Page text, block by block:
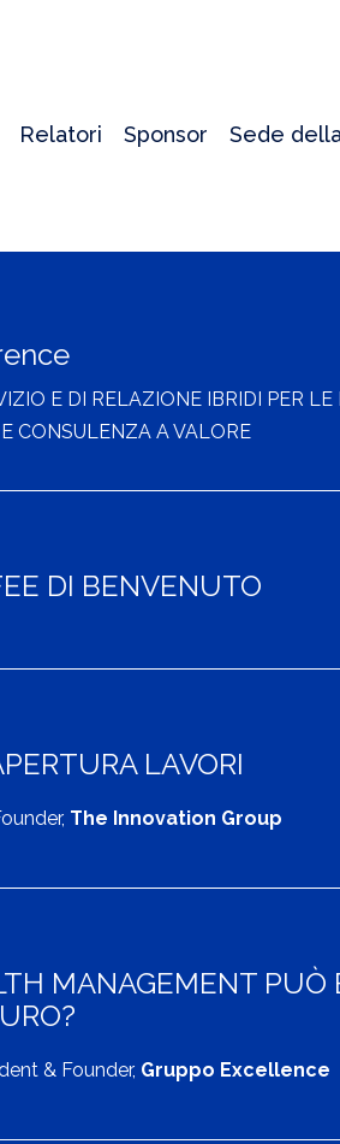
Relatori Sponsor Sede
E DI RELAZIONE IBRIDI PER
CONSULENZA A VALORE
DI BENVENUTO
LAVORI
The Innovation Group
MANAGEMENT PUÒ
& Founder, Gruppo Excellence